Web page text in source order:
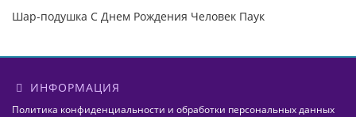
Шар-подушка С Днем Рождения Человек Паук
ИНФОРМАЦИЯ
Политика конфиденциальности и обработки персональных данных